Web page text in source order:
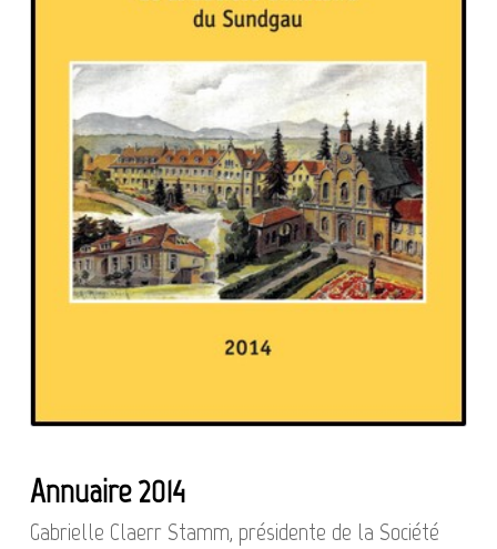
Annuaire 2014
Gabrielle Claerr Stamm, présidente de la Société